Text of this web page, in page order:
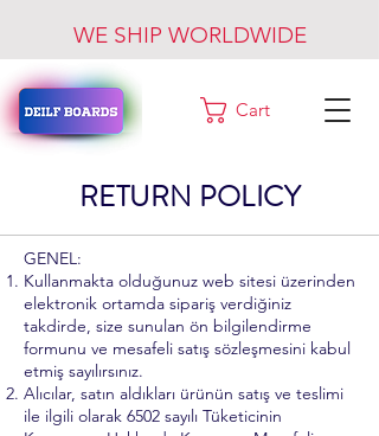
WE SHIP WORLDWIDE
Cart
RETURN POLICY
GENEL:
Kullanmakta olduğunuz web sitesi üzerinden
elektronik ortamda sipariş verdiğiniz
takdirde, size sunulan ön bilgilendirme
formunu ve mesafeli satış sözleşmesini kabul
etmiş sayılırsınız.
Alıcılar, satın aldıkları ürünün satış ve teslimi
ile ilgili olarak 6502 sayılı Tüketicinin